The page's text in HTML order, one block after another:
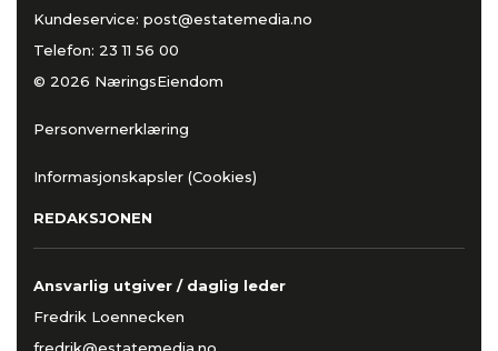
Kundeservice: post@estatemedia.no
Telefon: 23 11 56 00
© 2026 NæringsEiendom
Personvernerklæring
Informasjonskapsler (Cookies)
REDAKSJONEN
Ansvarlig utgiver / daglig leder
Fredrik Loennecken